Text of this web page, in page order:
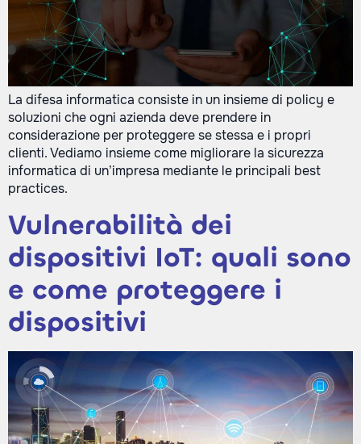
La difesa informatica consiste in un insieme di policy e
soluzioni che ogni azienda deve prendere in
considerazione per proteggere se stessa e i propri
clienti. Vediamo insieme come migliorare la sicurezza
informatica di un’impresa mediante le principali best
practices.
Vulnerabilità dei
dispositivi IoT: quali sono
e come proteggere i
dispositivi